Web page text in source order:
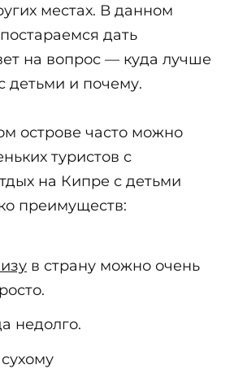
местах. В данном
дать
на вопрос — куда лучше
детьми и почему.
острове часто можно
туристов с
на Кипре с детьми
преимуществ:
в страну можно очень
недолго.